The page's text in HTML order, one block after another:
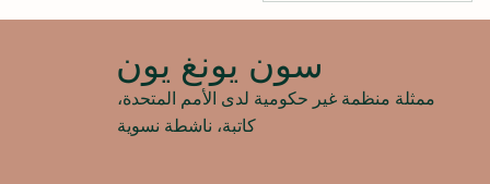
achievements, but the
determination that each
of you embodies as a
global citizen. The UNA’s
سون يونغ يون
ممثلة منظمة غير حكومية لدى الأمم المتحدة،
كاتبة، ناشطة نسوية